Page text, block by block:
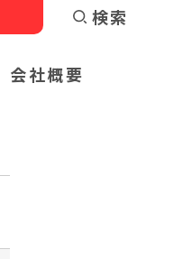
会社概要
検索